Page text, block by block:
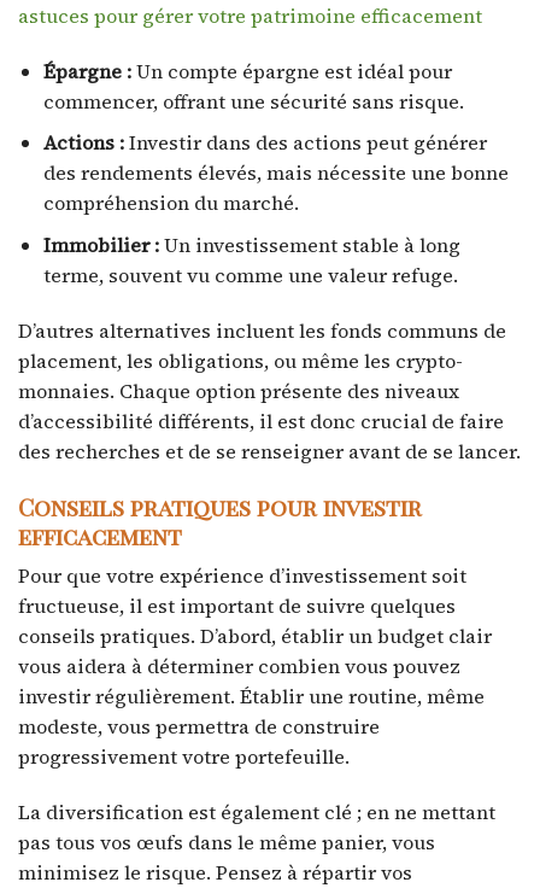
astuces pour gérer votre patrimoine efficacement
Épargne :Un compte épargne est idéal pour
commencer, offrant une sécurité sans risque.
Actions :Investir dans des actions peut générer
des rendements élevés, mais nécessite une bonne
compréhension du marché.
Immobilier :Un investissement stable à long
terme, souvent vu comme une valeur refuge.
D’autres alternatives incluent les fonds communs de
placement, les obligations, ou même les crypto-
monnaies. Chaque option présente des niveaux
d’accessibilité différents, il est donc crucial de faire
des recherches et de se renseigner avant de se lancer.
Conseils pratiques pour investir
efficacement
Pour que votre expérience d’investissement soit
fructueuse, il est important de suivre quelques
conseils pratiques. D’abord, établir un budget clair
vous aidera à déterminer combien vous pouvez
investir régulièrement. Établir une routine, même
modeste, vous permettra de construire
progressivement votre portefeuille.
La diversification est également clé ; en ne mettant
pas tous vos œufs dans le même panier, vous
minimisez le risque. Pensez à répartir vos